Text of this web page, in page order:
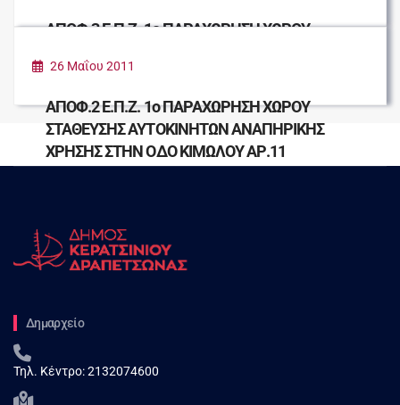
ΑΠΟΦ.3 Ε.Π.Ζ. 1ο ΠΑΡΑΧΩΡΗΣΗ ΧΩΡΟΥ
ΧΡΗΣΗΣ ΣΤΗΝ ΟΔΟ ΠΛΑΤΩΝΟΣ ΑΡ.24
26 Μαΐου 2011
ΑΠΟΦ.2 Ε.Π.Ζ. 1ο ΠΑΡΑΧΩΡΗΣΗ ΧΩΡΟΥ
ΣΤΑΘΕΥΣΗΣ ΑΥΤΟΚΙΝΗΤΩΝ ΑΝΑΠΗΡΙΚΗΣ
ΧΡΗΣΗΣ ΣΤΗΝ ΟΔΟ ΚΙΜΩΛΟΥ ΑΡ.11
Δημαρχείο
Τηλ. Κέντρο:2132074600